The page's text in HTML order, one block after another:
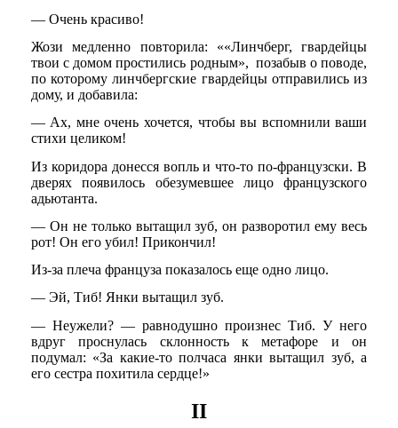
— Очень красиво!
Жози медленно повторила: ««Линчберг, гвардейцы
твои с домом простились родным», позабыв о поводе,
по которому линчбергские гвардейцы отправились из
дому, и добавила:
— Ах, мне очень хочется, чтобы вы вспомнили ваши
стихи целиком!
Из коридора донесся вопль и что-то по-французски. В
дверях появилось обезумевшее лицо французского
адьютанта.
— Он не только вытащил зуб, он разворотил ему весь
рот! Он его убил! Прикончил!
Из-за плеча француза показалось еще одно лицо.
— Эй, Тиб! Янки вытащил зуб.
— Неужели? — равнодушно произнес Тиб. У него
вдруг проснулась склонность к метафоре и он
подумал: «За какие-то полчаса янки вытащил зуб, а
его сестра похитила сердце!»
II